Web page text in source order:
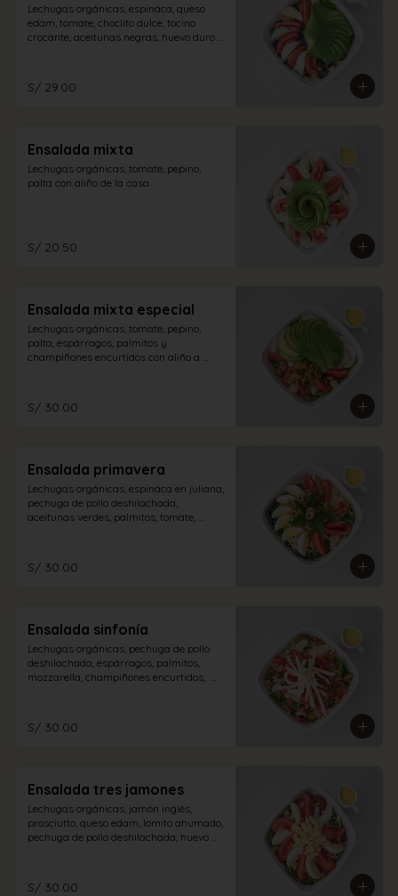
Lechugas orgánicas, espinaca, queso
edam, tomate, choclito dulce, tocino
crocante, aceitunas negras, huevo duro y
S/ 29.00
Ensalada mixta
Lechugas orgánicas, tomate, pepino,
palta con aliño de la casa.
S/ 20.50
Ensalada mixta especial
Lechugas orgánicas, tomate, pepino,
palta, espárragos, palmitos y
champiñones encurtidos con aliño a
S/ 30.00
Ensalada primavera
Lechugas orgánicas, espinaca en juliana,
pechuga de pollo deshilachada,
aceitunas verdes, palmitos, tomate,
S/ 30.00
Ensalada sinfonía
Lechugas orgánicas, pechuga de pollo
deshilachada, espárragos, palmitos,
mozzarella, champiñones encurtidos,
S/ 30.00
Ensalada tres jamones
Lechugas orgánicas, jamón inglés,
prosciutto, queso edam, lomito ahumado,
pechuga de pollo deshilachada, huevo
S/ 30.00